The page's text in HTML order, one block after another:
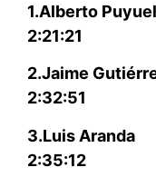
1.Alberto
2:21:21
2.Jaime
2:32:51
3.Luis Aranda
2:35:12